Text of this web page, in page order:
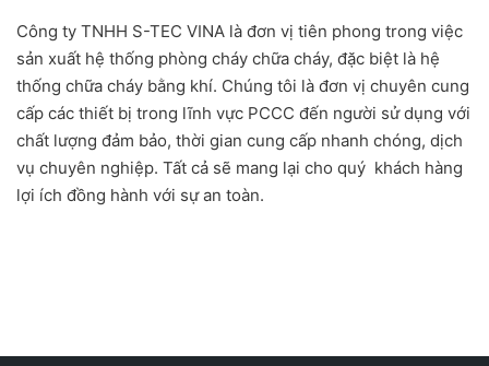
Công ty TNHH S-TEC VINA là đơn vị tiên phong trong việc
sản xuất hệ thống phòng cháy chữa cháy, đặc biệt là hệ
thống chữa cháy bằng khí. Chúng tôi là đơn vị chuyên cung
cấp các thiết bị trong lĩnh vực PCCC đến người sử dụng với
chất lượng đảm bảo, thời gian cung cấp nhanh chóng, dịch
vụ chuyên nghiệp. Tất cả sẽ mang lại cho quý khách hàng
lợi ích đồng hành với sự an toàn.